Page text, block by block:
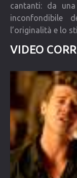
cantanti: da
inconfondibile
l’originalità e lo
VIDEO